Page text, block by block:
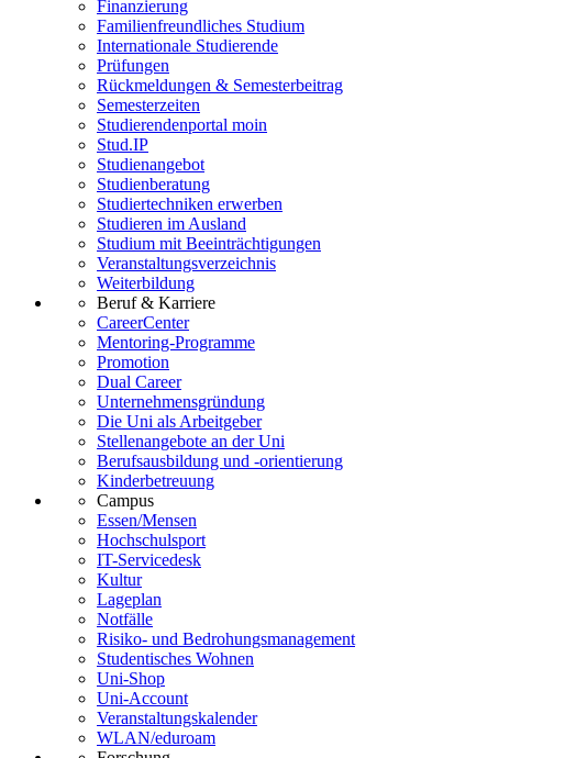
Finanzierung
Familienfreundliches Studium
Internationale Studierende
Prüfungen
Rückmeldungen & Semesterbeitrag
Semesterzeiten
Studierendenportal moin
Stud.IP
Studienangebot
Studienberatung
Studiertechniken erwerben
Studieren im Ausland
Studium mit Beeinträchtigungen
Veranstaltungsverzeichnis
Weiterbildung
Beruf & Karriere
CareerCenter
Mentoring-Programme
Promotion
Dual Career
Unternehmensgründung
Die Uni als Arbeitgeber
Stellenangebote an der Uni
Berufsausbildung und -orientierung
Kinderbetreuung
Campus
Essen/Mensen
Hochschulsport
IT-Servicedesk
Kultur
Lageplan
Notfälle
Risiko- und Bedrohungsmanagement
Studentisches Wohnen
Uni-Shop
Uni-Account
Veranstaltungskalender
WLAN/eduroam